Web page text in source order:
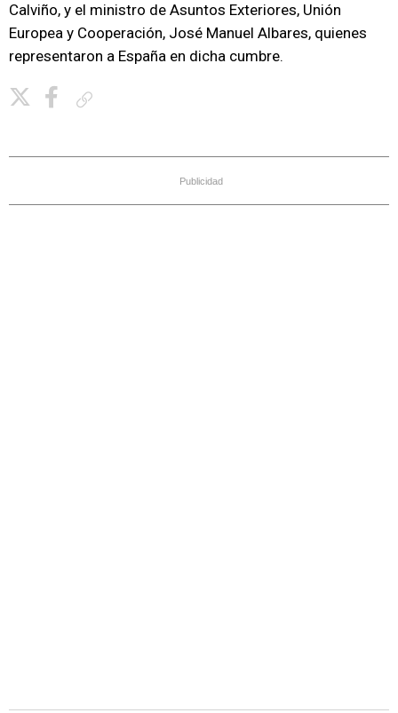
Calviño, y el ministro de Asuntos Exteriores, Unión
Europea y Cooperación, José Manuel Albares, quienes
representaron a España en dicha cumbre.
Publicidad